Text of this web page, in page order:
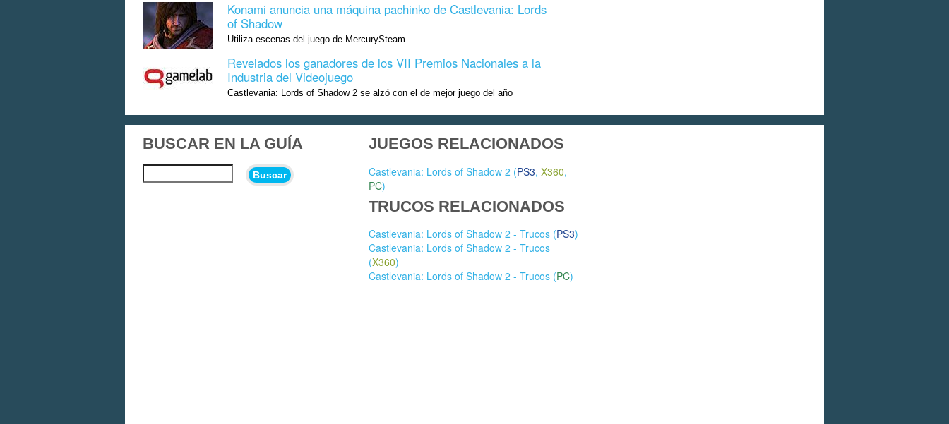
Konami anuncia una máquina pachinko de Castlevania: Lords
of Shadow
Utiliza escenas del juego de MercurySteam.
Revelados los ganadores de los VII Premios Nacionales a la
Industria del Videojuego
Castlevania: Lords of Shadow 2 se alzó con el de mejor juego del año
BUSCAR EN LA GUÍA
Buscar
JUEGOS RELACIONADOS
Castlevania: Lords of Shadow 2 (PS3, X360,
PC)
TRUCOS RELACIONADOS
Castlevania: Lords of Shadow 2 - Trucos (PS3)
Castlevania: Lords of Shadow 2 - Trucos
(X360)
Castlevania: Lords of Shadow 2 - Trucos (PC)